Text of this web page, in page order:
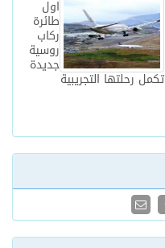
اول
طائرة
ركاب
روسية
جديدة
تكمل رحلتها التجريبية